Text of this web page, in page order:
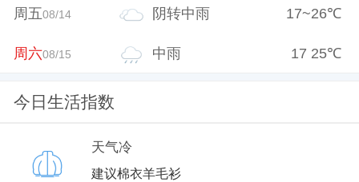
周五08/14 阴转中雨 17~26℃
周六08/15 中雨 17 25℃
今日生活指数
天气冷
建议棉衣羊毛衫